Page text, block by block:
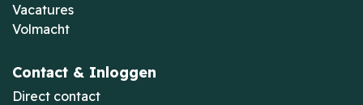
Vacatures
Volmacht
Contact & Inloggen
Direct contact